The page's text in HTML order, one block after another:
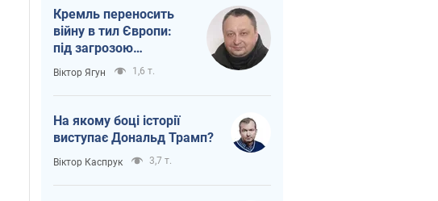
Кремль переносить
війну в тил Європи:
під загрозою
критична логістика
Віктор Ягун 1,6 т.
На якому боці історії
виступає Дональд Трамп?
Віктор Каспрук 3,7 т.